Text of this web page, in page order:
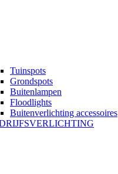
Tuinspots
Grondspots
Buitenlampen
Floodlights
Buitenverlichting accessoires